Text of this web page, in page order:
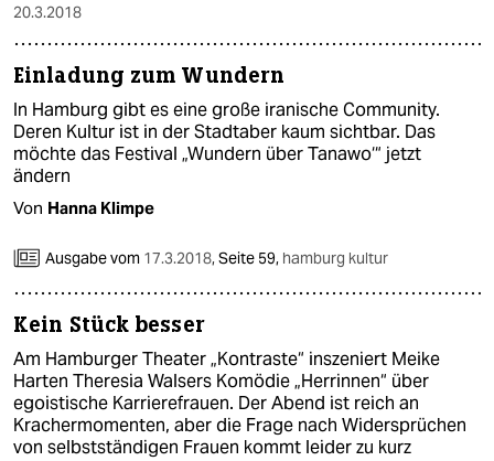
20.3.2018
Einladung zum Wundern
In Hamburg gibt es eine große iranische Community.
Deren Kultur ist in der Stadtaber kaum sichtbar. Das
möchte das Festival „Wundern über Tanawo‘“ jetzt
ändern
Von Hanna Klimpe
Ausgabe vom 17.3.2018,Seite 59, hamburg kultur
Kein Stück besser
Am Hamburger Theater „Kontraste“ inszeniert Meike
Harten Theresia Walsers Komödie „Herrinnen“ über
egoistische Karrierefrauen. Der Abend ist reich an
Krachermomenten, aber die Frage nach Widersprüchen
von selbstständigen Frauen kommt leider zu kurz